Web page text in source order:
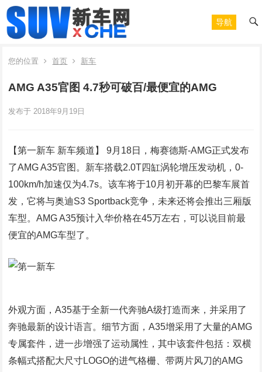
导航
您的位置 首页 新车
AMG A35官图 4.7秒可破百/最便宜的AMG
发布于 2018年9月19日
【第一新车 新车频道】 9月18日，梅赛德斯-AMG正式发布
了AMG A35官图。新车搭载2.0T四缸涡轮增压发动机，0-
100km/h加速仅为4.7s。该车将于10月初开幕的巴黎车展首
发，它将与奥迪S3 Sportback竞争，未来还将会推出三厢版
车型。AMG A35预计入华价格在45万左右，可以说目前最
便宜的AMG车型了。
外观方面，A35基于全新一代奔驰A级打造而来，并采用了
奔驰最新的设计语言。细节方面，A35增采用了大量的AMG
专属套件，进一步增强了运动属性，其中该套件包括：双横
条幅式搭配大尺寸LOGO的进气格栅、带两片风刀的AMG